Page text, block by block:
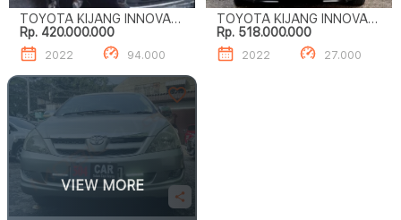
TOYOTA KIJANG INNOVA
VENTURER
Rp. 420.000.000
2022 94.000
TOYOTA KIJANG INNOVA
VENTURER
Rp. 518.000.000
2022 27.000
VIEW MORE